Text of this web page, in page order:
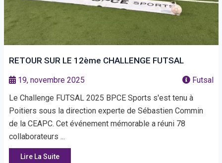
RETOUR SUR LE 12ème CHALLENGE FUTSAL
19, novembre 2025
Futsal
Le Challenge FUTSAL 2025 BPCE Sports s'est tenu à
Poitiers sous la direction experte de Sébastien Commin
de la CEAPC. Cet événement mémorable a réuni 78
collaborateurs ...
Lire La Suite